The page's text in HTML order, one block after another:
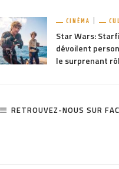
CINÉMA
Star Wars:
dévoilent
le surprenant
RETROUVEZ-NOUS SUR